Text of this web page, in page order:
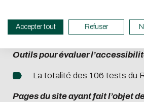
Firefox 133
Edge 131
Outils pour évaluer
La totalité des 106 tests du
Pages du site ayant fait l’objet
Accepter tout Refuser